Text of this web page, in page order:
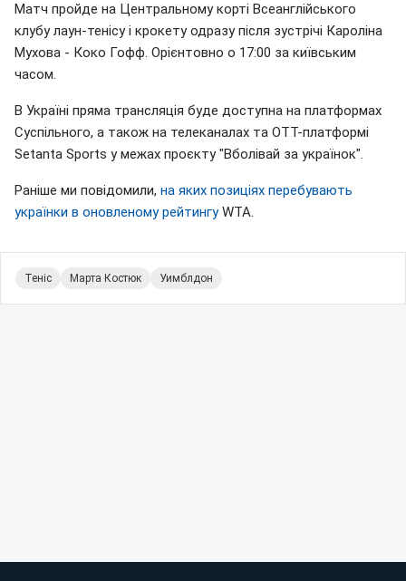
Матч пройде на Центральному корті Всеанглійського
клубу лаун-тенісу і крокету одразу після зустрічі Кароліна
Мухова - Коко Гофф. Орієнтовно о 17:00 за київським
часом.
В Україні пряма трансляція буде доступна на платформах
Суспільного, а також на телеканалах та ОТТ-платформі
Setanta Sports у межах проєкту "Вболівай за українок".
Раніше ми повідомили, на яких позиціях перебувають
українки в оновленому рейтингуWTA.
Теніс Марта Костюк Уимблдон